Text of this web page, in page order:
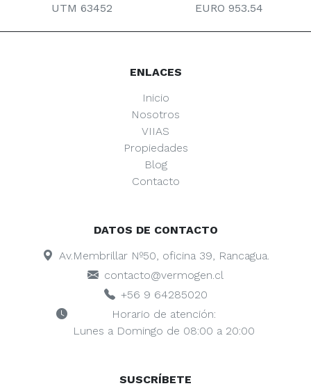
UTM 63452
EURO 953.54
ENLACES
Inicio
Nosotros
VIIAS
Propiedades
Blog
Contacto
DATOS DE CONTACTO
Av.Membrillar Nº50, oficina 39, Rancagua.
contacto@vermogen.cl
+56 9 64285020
Horario de atención:
Lunes a Domingo de 08:00 a 20:00
SUSCRÍBETE